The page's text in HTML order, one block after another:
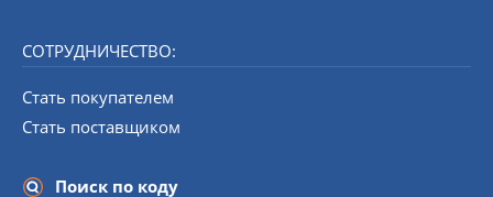
СОТРУДНИЧЕСТВО:
Стать покупателем
Стать поставщиком
Поиск по коду